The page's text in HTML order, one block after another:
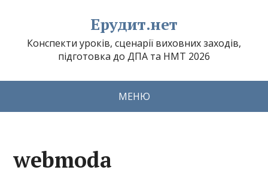
Ерудит.нет
Конспекти уроків, сценарії виховних заходів,
підготовка до ДПА та НМТ 2026
МЕНЮ
webmoda